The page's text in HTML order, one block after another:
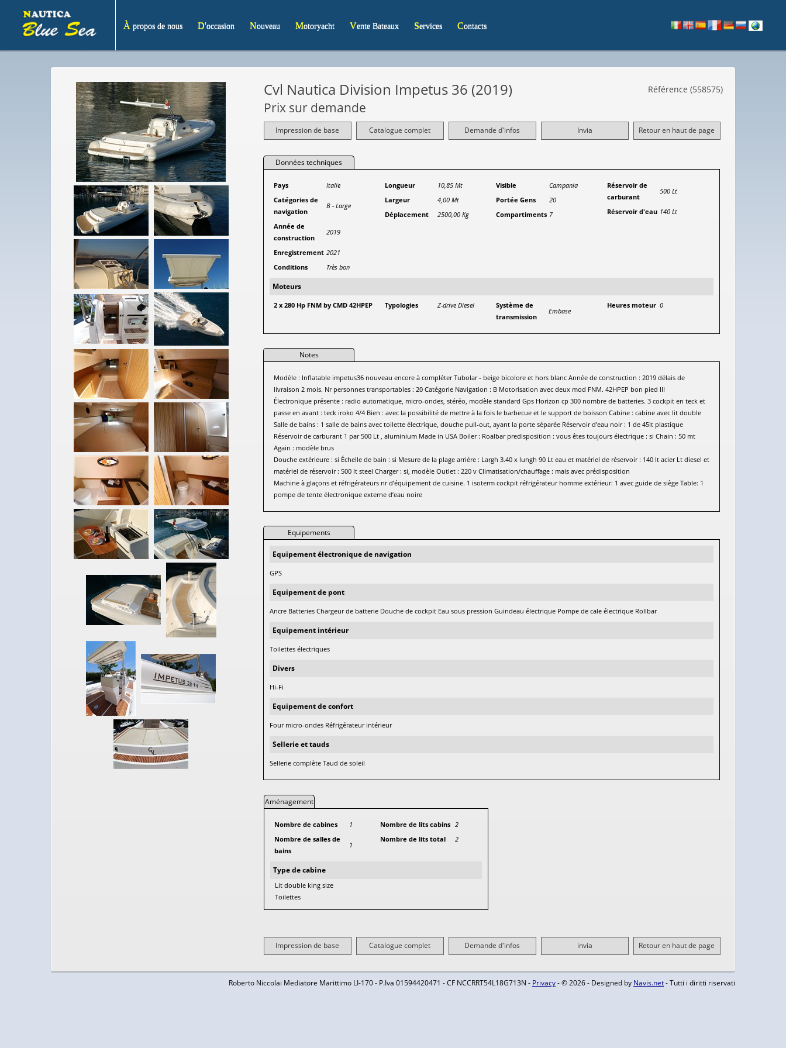
À propos de nous D'occasion Nouveau Motoryacht Vente Bateaux Services Contacts
Cvl Nautica Division Impetus 36 (2019) Référence (558575)
Prix sur demande
Impression de base Catalogue complet Demande d'infos Invia Retour en haut de page
Données techniques
Pays
Italie
Catégories de
navigation
B - Large
Année de
construction
2019
Enregistrement 2021
Conditions
Très bon
Longueur
10,85 Mt
Largeur
4,00 Mt
Déplacement
2500,00 Kg
Visible
Campania
Portée Gens
20
Compartiments 7
Réservoir de
carburant
500 Lt
Réservoir d'eau 140 Lt
Moteurs
2 x 280 Hp FNM by CMD 42HPEP Typologies Z-drive Diesel
Système de
transmission
Embase
Heures moteur 0
Notes
Modèle : Inflatable impetus36 nouveau encore à compléter Tubolar - beige bicolore et hors blanc Année de construction : 2019 délais de
livraison 2 mois. Nr personnes transportables : 20 Catégorie Navigation : B Motorisation avec deux mod FNM. 42HPEP bon pied III
Électronique présente : radio automatique, micro-ondes, stéréo, modèle standard Gps Horizon cp 300 nombre de batteries. 3 cockpit en teck et
passe en avant : teck iroko 4/4 Bien : avec la possibilité de mettre à la fois le barbecue et le support de boisson Cabine : cabine avec lit double
Salle de bains : 1 salle de bains avec toilette électrique, douche pull-out, ayant la porte séparée Réservoir d’eau noir : 1 de 45lt plastique
Réservoir de carburant 1 par 500 Lt , aluminium Made in USA Boiler : Roalbar predisposition : vous êtes toujours électrique : si Chain : 50 mt
Again : modèle brus
Douche extérieure : si Échelle de bain : si Mesure de la plage arrière : Largh 3.40 x lungh 90 Lt eau et matériel de réservoir : 140 lt acier Lt diesel et
matériel de réservoir : 500 lt steel Charger : si, modèle Outlet : 220 v Climatisation/chauffage : mais avec prédisposition
Machine à glaçons et réfrigérateurs nr d’équipement de cuisine. 1 isoterm cockpit réfrigérateur homme extérieur: 1 avec guide de siège Table: 1
pompe de tente électronique externe d’eau noire
Equipements
Equipement électronique de navigation
GPS
Equipement de pont
Ancre Batteries Chargeur de batterie Douche de cockpit Eau sous pression Guindeau électrique Pompe de cale électrique Rollbar
Equipement intérieur
Toilettes électriques
Divers
Hi-Fi
Equipement de confort
Four micro-ondes Réfrigérateur intérieur
Sellerie et tauds
Sellerie complète Taud de soleil
Aménagement
Nombre de cabines
1
Nombre de salles de
bains
1
Nombre de lits cabins 2
Nombre de lits total
2
Type de cabine
Lit double king size
Toilettes
Impression de base Catalogue complet Demande d'infos invia Retour en haut de page
Roberto Niccolai Mediatore Marittimo LI-170 - P.Iva 01594420471 - CF NCCRRT54L18G713N - Privacy- © 2026 - Designed by Navis.net- Tutti i diritti riservati